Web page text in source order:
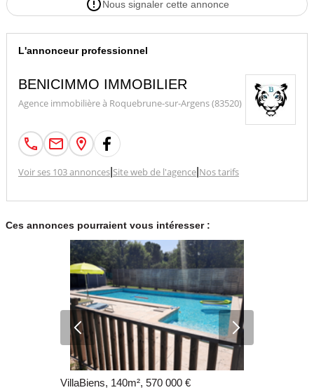
Nous signaler cette annonce
L'annonceur professionnel
BENICIMMO IMMOBILIER
Agence immobilière à Roquebrune-sur-Argens (83520)
Voir ses 103 annonces| Site web de l'agence| Nos tarifs
Ces annonces pourraient vous intéresser :
VillaBiens, 140m², 570 000 €